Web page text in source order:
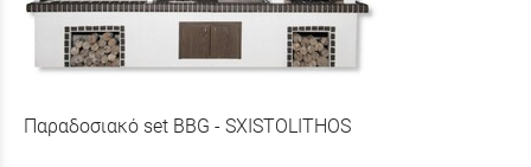
Παραδοσιακό set BBG - SXISTOLITHOS